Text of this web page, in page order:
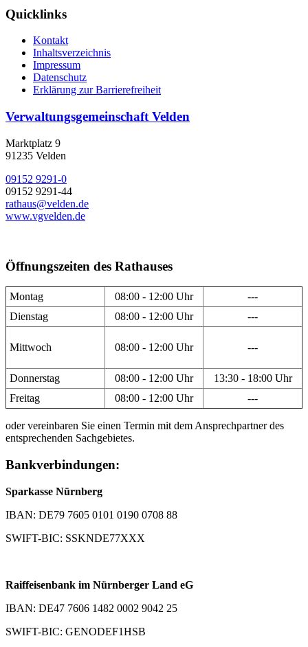
Quicklinks
Kontakt
Inhaltsverzeichnis
Impressum
Datenschutz
Erklärung zur Barrierefreiheit
Verwaltungsgemeinschaft Velden
Marktplatz 9
91235 Velden
09152 9291-0
09152 9291-44
rathaus@velden.de
www.vgvelden.de
Öffnungszeiten des Rathauses
Montag 08:00 - 12:00 Uhr
---
Dienstag
08:00 - 12:00 Uhr ---
Mittwoch 08:00 - 12:00 Uhr ---
Donnerstag 08:00 - 12:00 Uhr
13:30 - 18:00 Uhr
Freitag
08:00 - 12:00 Uhr ---
oder vereinbaren Sie einen Termin mit dem Ansprechpartner des
entsprechenden Sachgebietes.
Bankverbindungen:
Sparkasse Nürnberg
IBAN: DE79 7605 0101 0190 0708 88
SWIFT-BIC: SSKNDE77XXX
Raiffeisenbank im Nürnberger Land eG
IBAN: DE47 7606 1482 0002 9042 25
SWIFT-BIC: GENODEF1HSB